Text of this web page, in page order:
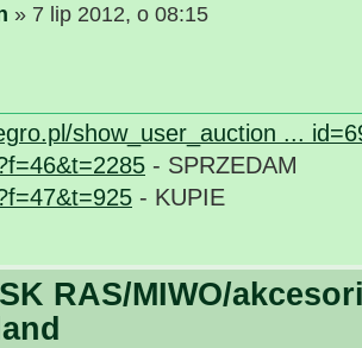
» 7 lip 2012, o 08:15
show_user_auction ...
- SPRZEDAM
- KUPIE
RAS/MIWO/